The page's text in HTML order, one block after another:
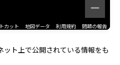
カット 地図データ 利用規約 問題の報告
ト上で公開されている情報をも